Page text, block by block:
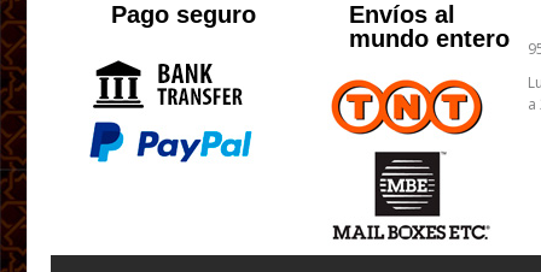
Pago seguro
Envíos al
mundo entero
a